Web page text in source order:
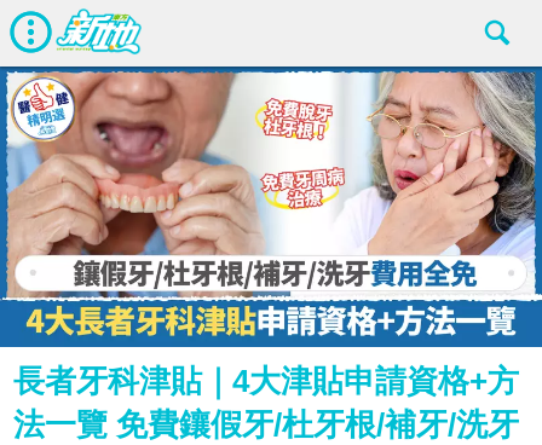
長者牙科津貼｜4大津貼申請資格+方
法一覽 免費鑲假牙/杜牙根/補牙/洗牙